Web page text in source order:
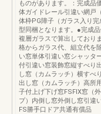
ものがあります。：完成品
体ガイドレール引違い網戸
体枠PG障子（ガラス入り
型同梱となります。●完成
複層ガラスで算出しており
格からガラス代、組立代を
い窓単体引違い窓シャッタ
付引違い窓装飾窓縦すべり
し窓（カムラッチ）横すべ
出し窓（カムラッチ）高所
子付上げ下げ窓FSFIX窓（
プ）内倒し窓外倒し窓引違
FS勝手口ドア共通有償品